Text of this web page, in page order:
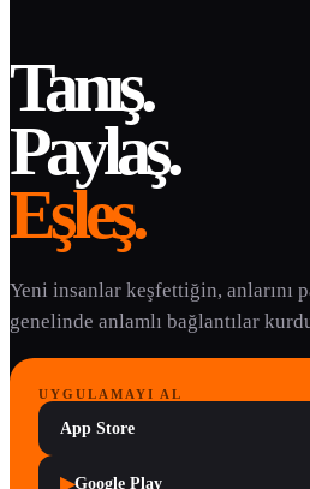
Tanış.
Paylaş.
Eşleş.
Yeni insanlar keşfettiğin, anlarını
genelinde anlamlı bağlantılar
UYGULAMAYI AL
App Store
▶Google Play